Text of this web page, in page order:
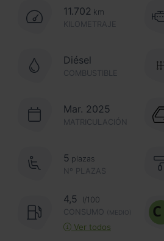
11.702 km
KILOMETRAJE
Diésel
COMBUSTIBLE
Mar. 2025
MATRICULACIÓN
Nº PLAZAS
5 plazas
4,5
l/100
CONSUMO
(MEDIO)
Ver todos